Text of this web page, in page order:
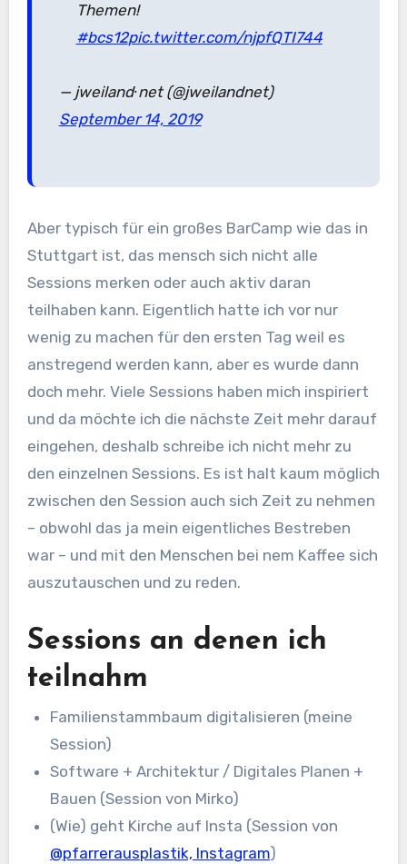
Themen!
#bcs12pic.twitter.com/njpfQTI744
— jweiland∙net (@jweilandnet)
September 14, 2019
Aber typisch für ein großes BarCamp wie das in
Stuttgart ist, das mensch sich nicht alle
Sessions merken oder auch aktiv daran
teilhaben kann. Eigentlich hatte ich vor nur
wenig zu machen für den ersten Tag weil es
anstregend werden kann, aber es wurde dann
doch mehr. Viele Sessions haben mich inspiriert
und da möchte ich die nächste Zeit mehr darauf
eingehen, deshalb schreibe ich nicht mehr zu
den einzelnen Sessions. Es ist halt kaum möglich
zwischen den Session auch sich Zeit zu nehmen
– obwohl das ja mein eigentliches Bestreben
war – und mit den Menschen bei nem Kaffee sich
auszutauschen und zu reden.
Sessions an denen ich
teilnahm
Familienstammbaum digitalisieren (meine
Session)
Software + Architektur / Digitales Planen +
Bauen (Session von Mirko)
(Wie) geht Kirche auf Insta (Session von
@pfarrerausplastik, Instagram)